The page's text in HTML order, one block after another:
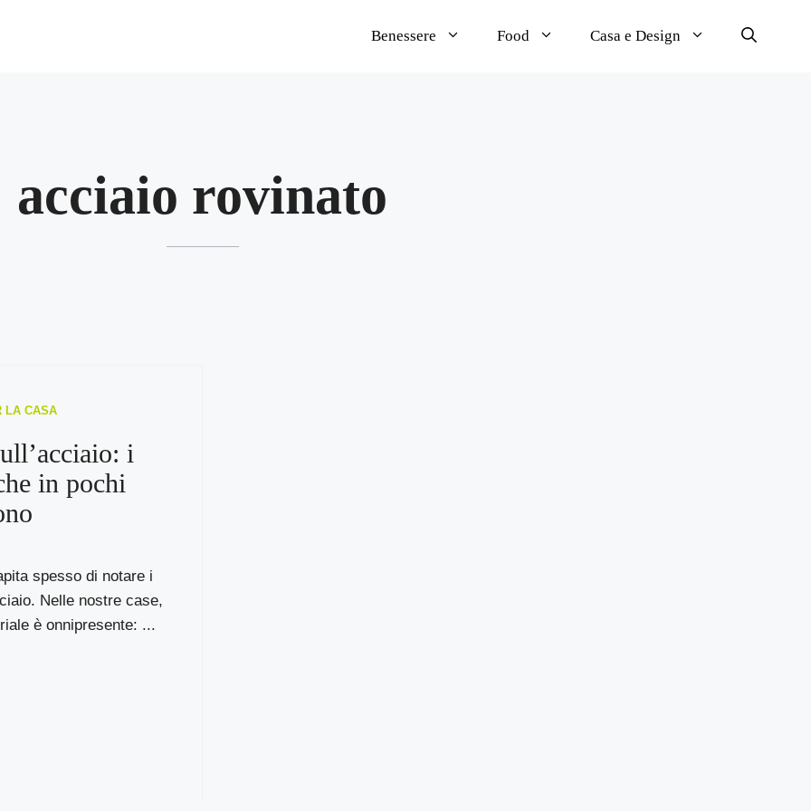
Benessere Food Casa e Design
acciaio rovinato
LA CASA
i
in pochi
spesso di notare i
Nelle nostre case,
è onnipresente: ...